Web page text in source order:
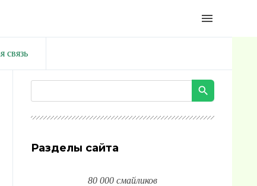
menu
связь
Разделы сайта
80 000 смайликов